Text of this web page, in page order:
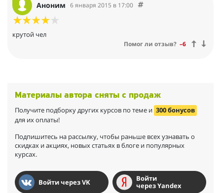
Аноним 6 января 2015 в 17:00
крутой чел
Помог ли отзыв? –6
Материалы автора сняты с продаж
Получите подборку других курсов по теме и 300 бонусов
для их оплаты!
Подпишитесь на рассылку, чтобы раньше всех узнавать о
скидках и акциях, новых статьях в блоге и популярных
курсах.
Войти через VK
Войти
через Yandex